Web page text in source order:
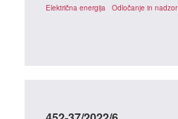
Električna energija Odločanje in nadzor